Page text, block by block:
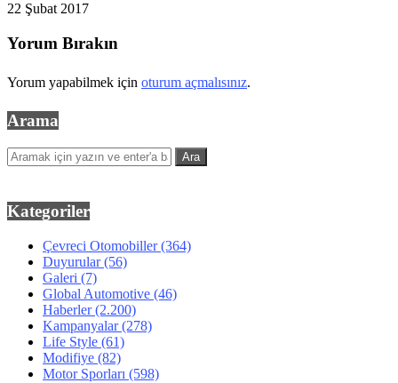
22 Şubat 2017
Yorum Bırakın
Yorum yapabilmek için oturum açmalısınız.
Arama
Kategoriler
Çevreci Otomobiller(364)
Duyurular(56)
Galeri (7)
Global Automotive (46)
Haberler(2.200)
Kampanyalar(278)
Life Style (61)
Modifiye (82)
Motor Sporları (598)